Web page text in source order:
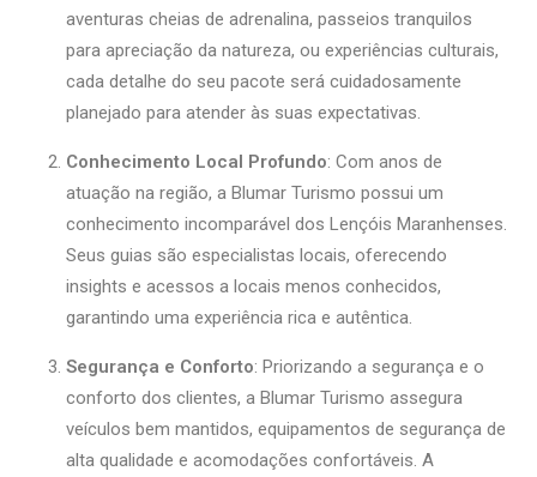
aventuras cheias de adrenalina, passeios tranquilos
para apreciação da natureza, ou experiências culturais,
cada detalhe do seu pacote será cuidadosamente
planejado para atender às suas expectativas.
Conhecimento Local Profundo: Com anos de
atuação na região, a Blumar Turismo possui um
conhecimento incomparável dos Lençóis Maranhenses.
Seus guias são especialistas locais, oferecendo
insights e acessos a locais menos conhecidos,
garantindo uma experiência rica e autêntica.
Segurança e Conforto: Priorizando a segurança e o
conforto dos clientes, a Blumar Turismo assegura
veículos bem mantidos, equipamentos de segurança de
alta qualidade e acomodações confortáveis. A